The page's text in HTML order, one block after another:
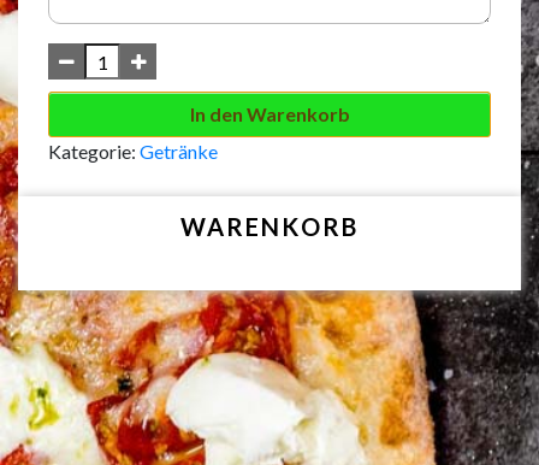
In den Warenkorb
Kategorie: Getränke
WARENKORB